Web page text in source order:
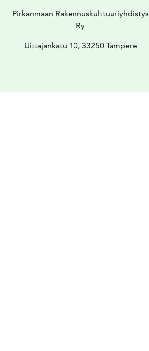
Pirkanmaan Rakennuskulttuuriyhdistys
Ry
Uittajankatu 10, 33250 Tampere